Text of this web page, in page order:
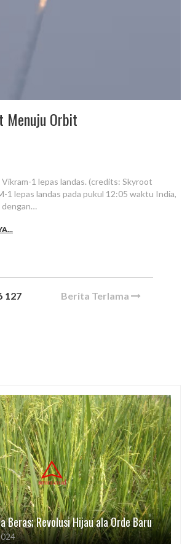
Menuju Orbit
1 lepas landas. (credits: Skyroot
1 lepas landas pada pukul 12:05 waktu India,
dengan…
127 Berita Terlama
Beras; Revolusi Hijau ala Orde Baru